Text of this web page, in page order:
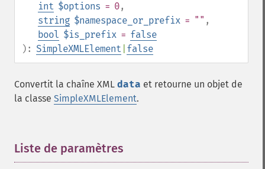
int $options = 0,
string $namespace_or_prefix = "" ,
bool $is_prefix = false
): SimpleXMLElement false
Convertit la chaîne XML data et retourne un objet de
la classe SimpleXMLElement.
Liste de paramètres